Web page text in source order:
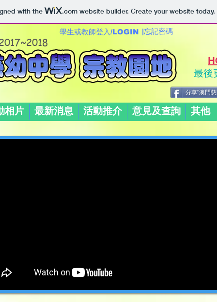
with the .comwebsite builder. Create your website today.
最後
分享"澳門
學生或教師登入/LOGIN |忘記密碼
相片 最新消息 活動推介 意見及查詢 其他